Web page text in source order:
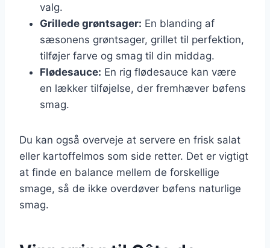
valg.
Grillede grøntsager: En blanding af
sæsonens grøntsager, grillet til perfektion,
tilføjer farve og smag til din middag.
Flødesauce: En rig flødesauce kan være
en lækker tilføjelse, der fremhæver bøfens
smag.
Du kan også overveje at servere en frisk salat
eller kartoffelmos som side retter. Det er vigtigt
at finde en balance mellem de forskellige
smage, så de ikke overdøver bøfens naturlige
smag.